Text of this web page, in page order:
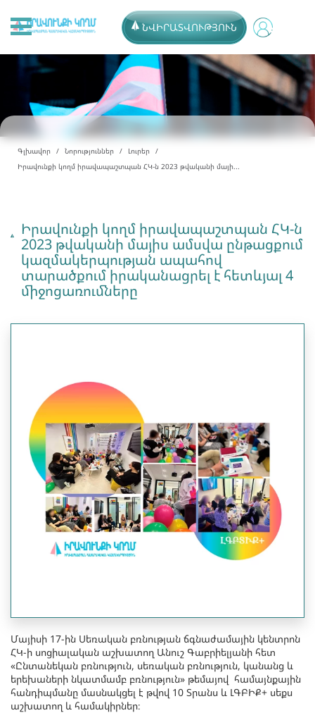
ՆՎԻՐԱՏՎՈՒԹՅՈՒՆ
Գլխավոր Նորություններ
Լուրեր
Իրավունքի կողմ իրավապաշտպան ՀԿ-ն 2023 թվականի մայի...
Իրավունքի կողմ իրավապաշտպան ՀԿ-ն
2023 թվականի մայիս ամսվա ընթացքում
կազմակերպության ապահով
տարածքում իրականացրել է հետևյալ 4
միջոցառումները
Մայիսի 17-ին Սեռական բռնության ճգնաժամային կենտրոն
ՀԿ-ի սոցիալական աշխատող Անուշ Գաբրիելյանի հետ
«Ընտանեկան բռնություն, սեռական բռնություն, կանանց և
երեխաների նկատմամբ բռնություն» թեմայով համայնքային
հանդիպմանը մասնակցել է թվով 10 Տրանս և ԼԳԲԻՔ+ սեքս
աշխատող և համակիրներ։